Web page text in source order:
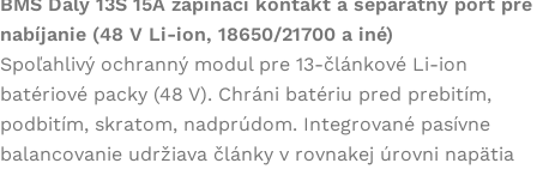
nabíjanie (48 V Li-ion, 18650/21700 a iné)
Spoľahlivý ochranný modul pre 13-článkové Li-ion
batériové packy (48 V). Chráni batériu pred prebitím,
podbitím, skratom, nadprúdom. Integrované pasívne
balancovanie udržiava články v rovnakej úrovni napätia